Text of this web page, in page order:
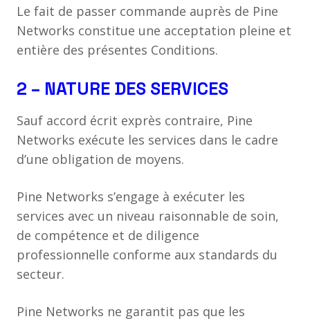
Le fait de passer commande auprès de Pine
Networks constitue une acceptation pleine et
entière des présentes Conditions.
2 – NATURE DES SERVICES
Sauf accord écrit exprès contraire, Pine
Networks exécute les services dans le cadre
d’une obligation de moyens.
Pine Networks s’engage à exécuter les
services avec un niveau raisonnable de soin,
de compétence et de diligence
professionnelle conforme aux standards du
secteur.
Pine Networks ne garantit pas que les